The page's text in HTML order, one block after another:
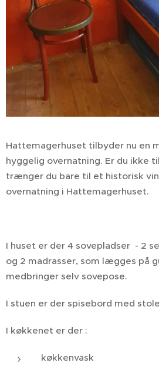
Hattemagerhuset tilbyder nu en
hyggelig overnatning. Er du ikke
trænger du bare til et historisk
overnatning i Hattemagerhuset.
I huset er der 4 sovepladser - 2
og 2 madrasser, som lægges på
medbringer selv sovepose.
I stuen er der spisebord med
I køkkenet er der :
køkkenvask